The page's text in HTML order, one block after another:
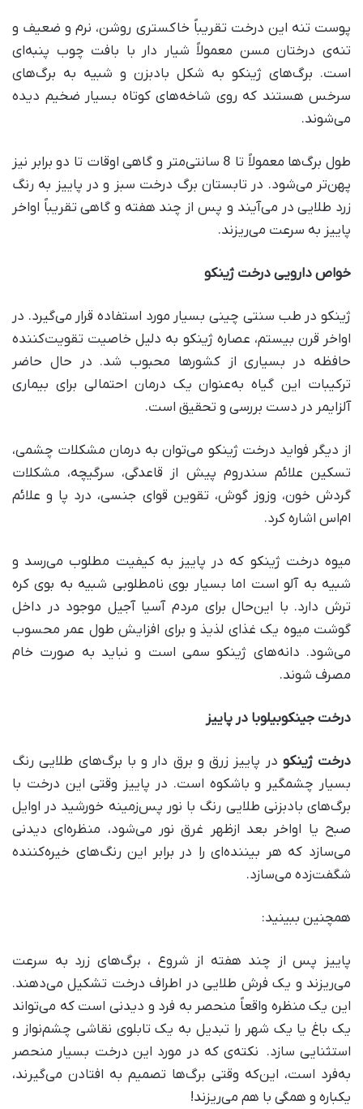
پوست تنه این درخت تقریباً خاکستری روشن، نرم و ضعیف و
تنه‌ی درختان مسن معمولاً شیار دار با بافت چوب پنبه‌ای
است. برگ‌های ژینکو به شکل بادبزن و شبیه به برگ‌های
سرخس هستند که روی شاخه‌های کوتاه بسیار ضخیم دیده
می‌شوند.
طول برگ‌ها معمولاً تا 8 سانتی‌متر و گاهی اوقات تا دو برابر نیز
پهن‌تر می‌شود. در تابستان برگ درخت سبز و در پاییز به رنگ
زرد طلایی در می‌آیند و پس از چند هفته و گاهی تقریباً اواخر
پاییز به سرعت می‌ریزند.
خواص دارویی درخت ژینکو
ژینکو در طب سنتی چینی بسیار مورد استفاده قرار می‌گیرد. در
اواخر قرن بیستم، عصاره ژینکو به دلیل خاصیت تقویت‌کننده
حافظه در بسیاری از کشورها محبوب شد. در حال حاضر
ترکیبات این گیاه به‌عنوان یک درمان احتمالی برای بیماری
آلزایمر در دست بررسی و تحقیق است.
از دیگر فواید درخت ژینکو می‌توان به درمان مشکلات چشمی،
تسکین علائم سندروم پیش از قاعدگی، سرگیچه، مشکلات
گردش خون، وزوز گوش، تقوین قوای جنسی، درد پا و علائم
ام‌اس اشاره کرد.
میوه درخت ژینکو که در پاییز به کیفیت مطلوب می‌رسد و
شبیه به آلو است اما بسیار بوی نامطلوبی شبیه به بوی کره
ترش دارد. با این‌حال برای مردم آسیا آجیل موجود در داخل
گوشت میوه یک غذای لذیذ و برای افزایش طول عمر محسوب
می‌شود. دانه‌های ژینکو سمی است و نباید به صورت خام
مصرف شوند.
درخت جینکوبیلوبا در پاییز
درخت ژینکو در پاییز زرق و برق دار و با برگ‌های طلایی رنگ
بسیار چشمگیر و باشکوه است. در پاییز وقتی این درخت با
برگ‌های بادبزنی طلایی رنگ با نور پس‌زمینه خورشید در اوایل
صبح یا اواخر بعد ازظهر غرق نور می‌شود، منظره‌ای دیدنی
می‌سازد که هر بیننده‌ای را در برابر این رنگ‌های خیره‌کننده
شگفت‌زده می‌سازد.
همچنین ببینید:
پاییز پس از چند هفته از شروع ، برگ‌های زرد به سرعت
می‌ریزند و یک فرش طلایی در اطراف درخت تشکیل می‌دهند.
این یک منظره واقعاً منحصر به فرد و دیدنی است که می‌تواند
یک باغ یا یک شهر را تبدیل به یک تابلوی نقاشی چشم‌نواز و
استثنایی سازد. نکته‌ی که در مورد این درخت بسیار منحصر
به‌فرد است، این‌که وقتی برگ‌ها تصمیم به افتادن می‌گیرند،
یکباره و همگی با هم می‌ریزند!